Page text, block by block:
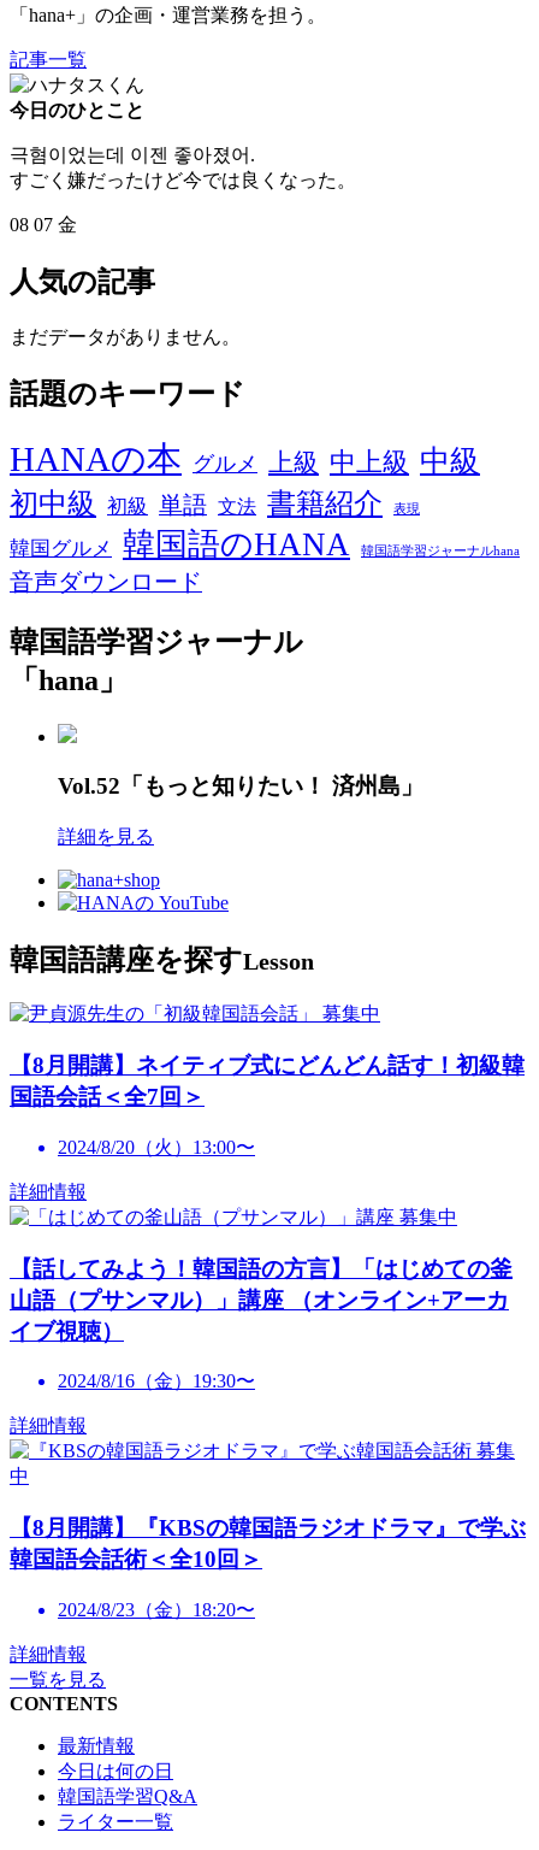
「hana+」の企画・運営業務を担う。
記事一覧
今日のひとこと
극혐이었는데 이젠 좋아졌어.
すごく嫌だったけど今では良くなった。
08 07 金
人気の記事
まだデータがありません。
話題のキーワード
HANAの本 グルメ 上級 中上級 中級
初中級
初級 単語 文法 書籍紹介 表現
韓国グルメ 韓国語のHANA 韓国語学習ジャーナルhana
音声ダウンロード
韓国語学習ジャーナル
「hana」
Vol.52「もっと知りたい！ 済州島」
詳細を見る
韓国語講座を探すLesson
募集中
【8月開講】ネイティブ式にどんどん話す！初級韓
国語会話＜全7回＞
2024/8/20（火）13:00〜
詳細情報
募集中
【話してみよう！韓国語の方言】「はじめての釜
山語（プサンマル）」講座 （オンライン+アーカ
イブ視聴）
2024/8/16（金）19:30〜
詳細情報
募集
中
【8月開講】『KBSの韓国語ラジオドラマ』で学ぶ
韓国語会話術＜全10回＞
2024/8/23（金）18:20〜
詳細情報
一覧を見る
CONTENTS
最新情報
今日は何の日
韓国語学習Q&A
ライター一覧